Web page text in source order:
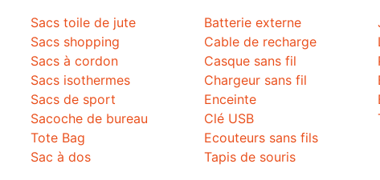
Sacs toile de jute
Sacs shopping
Sacs à cordon
Sacs isothermes
Sacs de sport
Sacoche de bureau
Tote Bag
Sac à dos
Batterie externe
Cable de recharge
Casque sans fil
Chargeur sans fil
Enceinte
Clé USB
Ecouteurs sans fils
Tapis de souris